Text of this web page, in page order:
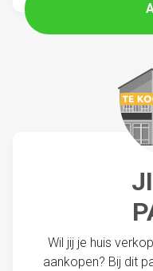
Wil jij je huis
aankopen? Bij dit